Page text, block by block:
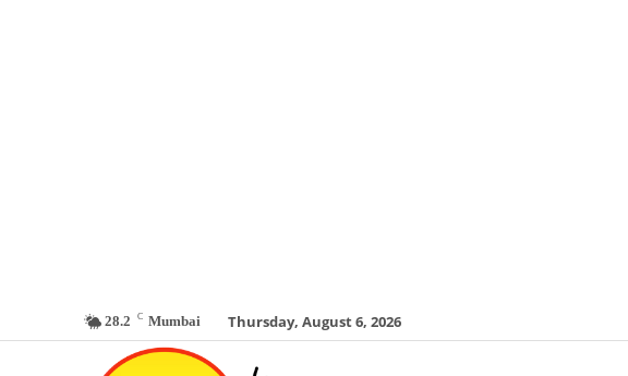
28.2 C Mumbai Thursday, August 6, 2026